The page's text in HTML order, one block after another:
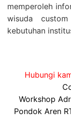
memperoleh
wisuda
kebutuhan
Hubungi
Workshop
Pondok Aren